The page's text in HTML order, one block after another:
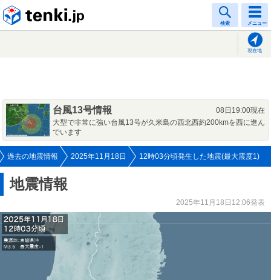
検索 メニュー
現在地
台風13号情報
08日19:00現在
大型で非常に強い台風13号が久米島の西北西約200kmを西に進ん
でいます
過去の地震情報 2025年11月18日 12時03分頃発生した地震(最大震度1)
地震情報
2025年11月18日12:06発表